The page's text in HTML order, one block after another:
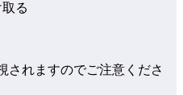
る
されますのでご注意くださ